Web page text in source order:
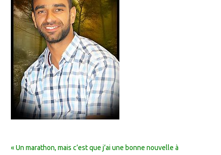
« Un marathon, mais c’est que j’ai une bonne nouvelle à